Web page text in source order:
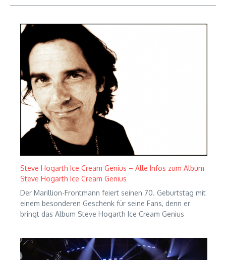
Steve Hogarth Ice Cream Genius – Alle Infos zum Album
Steve Hogarth Ice Cream Genius
Der Marillion-Frontmann feiert seinen 70. Geburtstag mit
einem besonderen Geschenk für seine Fans, denn er
bringt das Album Steve Hogarth Ice Cream Genius